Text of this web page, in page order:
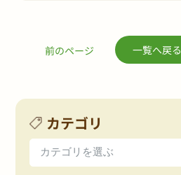
前のページ 一覧へ戻る
カテゴリ